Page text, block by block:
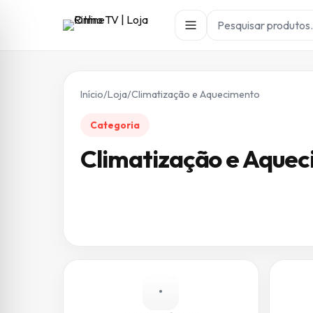
Início/Loja/Climatização e Aquecimento
Categoria
Climatização e
•